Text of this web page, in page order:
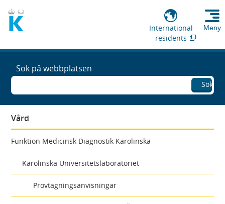
International
residents
Meny
Sök på webbplatsen
Sök
Vård
Funktion Medicinsk Diagnostik Karolinska
Karolinska Universitetslaboratoriet
Provtagningsanvisningar